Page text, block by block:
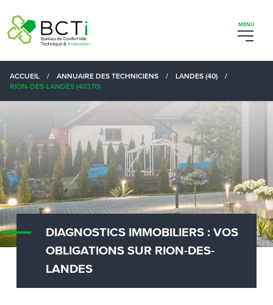
ACCUEIL / ANNUAIRE DES TECHNICIENS / LANDES (40)
/
RION-DES-LANDES (40370)
DIAGNOSTICS IMMOBILIERS : VOS
OBLIGATIONS SUR RION-DES-
LANDES